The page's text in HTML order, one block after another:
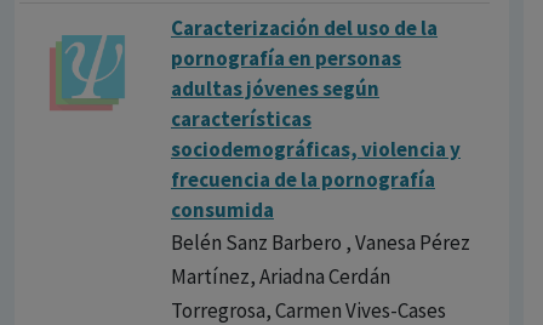
Caracterización del uso de la
pornografía en personas
adultas jóvenes según
características
sociodemográficas, violencia y
frecuencia de la pornografía
consumida
Belén Sanz Barbero , Vanesa Pérez
Martínez, Ariadna Cerdán
Torregrosa, Carmen Vives-Cases